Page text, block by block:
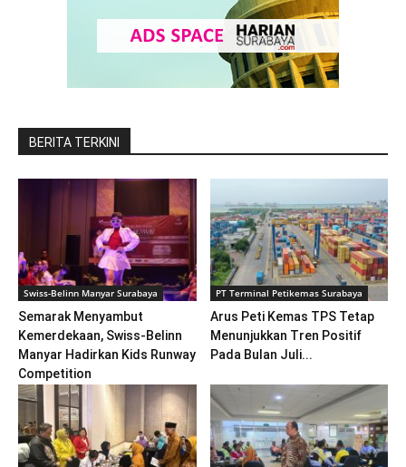
BERITA TERKINI
Swiss-Belinn Manyar Surabaya
Semarak Menyambut
Kemerdekaan, Swiss-Belinn
Manyar Hadirkan Kids Runway
Competition
PT Terminal Petikemas Surabaya
Arus Peti Kemas TPS Tetap
Menunjukkan Tren Positif
Pada Bulan Juli...